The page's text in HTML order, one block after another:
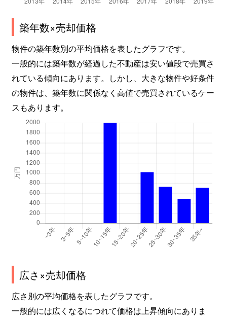
築年数×売却価格
物件の築年数別の平均価格を表したグラフです。
一般的には築年数が経過した不動産は安い値段で売買さ
れている傾向にあります。しかし、大きな物件や好条件
の物件は、築年数に関係なく高値で売買されているケー
スもあります。
広さ×売却価格
広さ別の平均価格を表したグラフです。
一般的には広くなるにつれて価格は上昇傾向にありま